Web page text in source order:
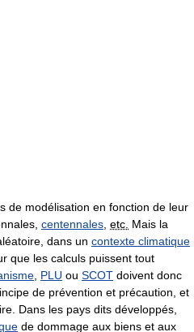
de modélisation en fonction de leur
centennales etc. Mais la
dans un contexte climatique
que les calculs puissent tout
PLU ou SCOT doivent donc
de prévention et précaution, et
Dans les pays dits développés,
de dommage aux biens et aux